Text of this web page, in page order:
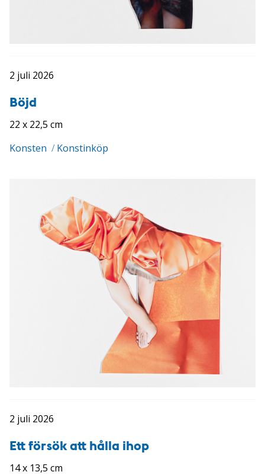
2 juli 2026
Böjd
22 x 22,5 cm
Konsten / Konstinköp
2 juli 2026
Ett försök att hålla ihop
14 x 13,5 cm